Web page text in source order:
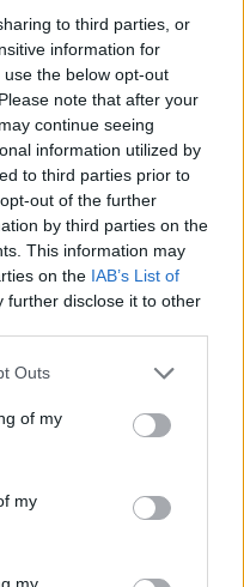
to third parties, or
information for
the below opt-out
note that after your
continue seeing
information utilized by
to third parties prior to
out of the further
by third parties on the
This information may
on the IAB’s List of
further disclose it to other
Outs
of my
my
my
Solinas, Souare e Galic
sul girone: «Se la
e Albalonga, noi non
come in passato»
per la difesa c'è l'ex
trasforma da Associazione